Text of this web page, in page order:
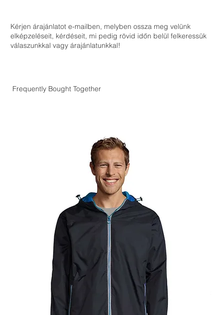
Kérjen árajánlatot e-mailben, melyben ossza meg velünk
elképzeléseit, kérdéseit, mi pedig rövid időn belül felkeressük
válaszunkkal vagy árajánlatunkkal!
Frequently Bought Together